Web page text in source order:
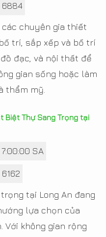
6884
chuyên gia thiết
trí, sắp xếp và bố trí
đạc, và nội thất để
gian sống hoặc làm
thẩm mỹ.
Biệt Thự Sang Trọng tại
SA
tại Long An đang
lựa chọn của
Với không gian rộng